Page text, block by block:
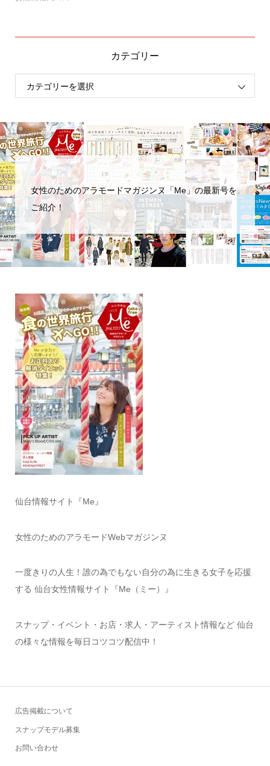
カテゴリー
女性のためのアラモードマガジンヌ「Me」の最新号を
ご紹介！
仙台情報サイト『Me』
女性のためのアラモードWebマガジンヌ
一度きりの人生！誰の為でもない自分の為に生きる女子を応援
する 仙台女性情報サイト『Me（ミー）』
スナップ・イベント・お店・求人・アーティスト情報など 仙台
の様々な情報を毎日コツコツ配信中！
広告掲載について
スナップモデル募集
お問い合わせ